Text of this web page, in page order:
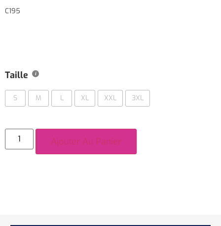
C195
Taille
S M L XL XXL 3XL
Ajouter Au Panier